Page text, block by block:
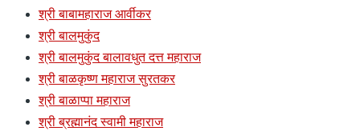
श्री बाबामहाराज आर्वीकर
श्री बालमुकुंद
श्री बालमुकुंद बालावधुत दत्त महाराज
श्री बाळकृष्ण महाराज सुरतकर
श्री बाळाप्पा महाराज
श्री ब्रह्मानंद स्वामी महाराज